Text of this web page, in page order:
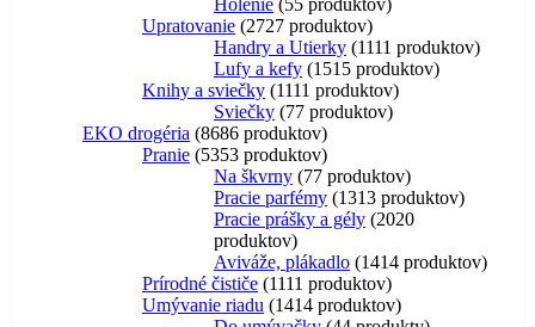
Holenie 55 produktov
Upratovanie 2727 produktov
Handry a Utierky 1111 produktov
Lufy a kefy 1515 produktov
Knihy a sviečky 1111 produktov
Sviečky 77 produktov
EKO drogéria 8686 produktov
Pranie 5353 produktov
Na škvrny 77 produktov
Pracie parfémy 1313 produktov
Pracie prášky a gély 2020
produktov
Aviváže, plákadlo 1414 produktov
Prírodné čističe 1111 produktov
Umývanie riadu
1414 produktov